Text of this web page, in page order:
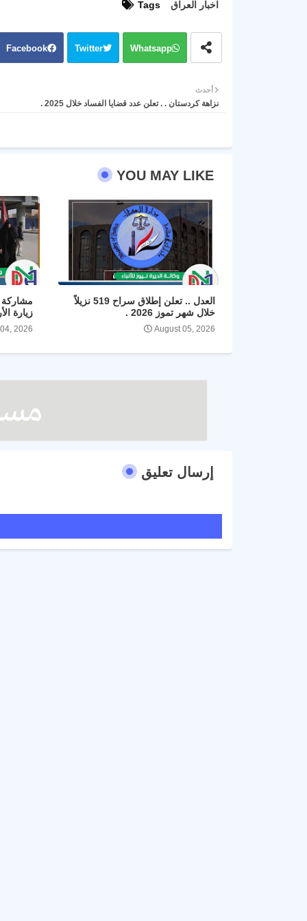
Tags اخبار العراق
Facebook Twitter Whatsapp
أحدث
نزاهة كردستان . . تعلن عدد قضايا الفساد خلال 2025 .
YOU MAY LIKE
العدل .. تعلن إطلاق سراح 519 نزيلاً
خلال شهر تموز 2026 .
August 05, 2026
مشاركة
زيارة
2026
إرسال تعليق